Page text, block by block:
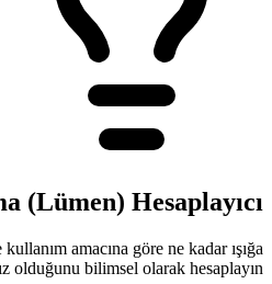
(Lümen) Hesaplayıcı
amacına göre ne kadar ışığa
olduğunu bilimsel olarak hesaplayın.